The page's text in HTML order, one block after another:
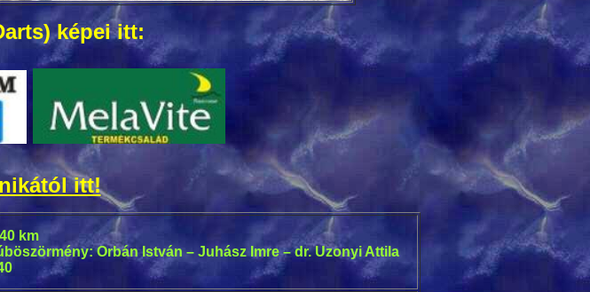
képei itt:
itt!
km
Orbán István – Juhász Imre – dr. Uzonyi Attila